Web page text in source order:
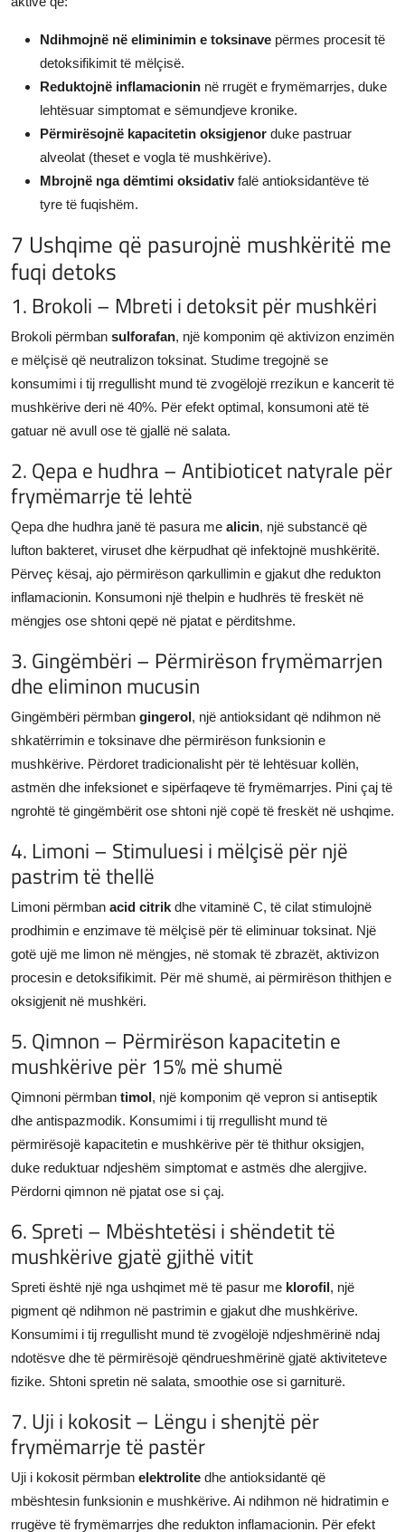
Ndihmojnë në eliminimin e toksinave përmes procesit të
detoksifikimit të mëlçisë.
Reduktojnë inflamacionin në rrugët e frymëmarrjes, duke
lehtësuar simptomat e sëmundjeve kronike.
Përmirësojnë kapacitetin oksigjenor duke pastruar
alveolat (theset e vogla të mushkërive).
Mbrojnë nga dëmtimi oksidativfalë antioksidantëve të
tyre të fuqishëm.
7 Ushqime që pasurojnë mushkëritë me
fuqi detoks
1. Brokoli – Mbreti i detoksit për mushkëri
Brokoli përmban sulforafan, një komponim që aktivizon enzimën
e mëlçisë që neutralizon toksinat. Studime tregojnë se
konsumimi i tij rregullisht mund të zvogëlojë rrezikun e kancerit të
mushkërive deri në 40%. Për efekt optimal, konsumoni atë të
gatuar në avull ose të gjallë në salata.
2. Qepa e hudhra – Antibioticet natyrale për
frymëmarrje të lehtë
Qepa dhe hudhra janë të pasura me alicin, një substancë që
lufton bakteret, viruset dhe kërpudhat që infektojnë mushkëritë.
Përveç kësaj, ajo përmirëson qarkullimin e gjakut dhe redukton
inflamacionin. Konsumoni një thelpin e hudhrës të freskët në
mëngjes ose shtoni qepë në pjatat e përditshme.
3. Gingëmbëri – Përmirëson frymëmarrjen
dhe eliminon mucusin
Gingëmbëri përmban gingerol, një antioksidant që ndihmon në
shkatërrimin e toksinave dhe përmirëson funksionin e
mushkërive. Përdoret tradicionalisht për të lehtësuar kollën,
astmën dhe infeksionet e sipërfaqeve të frymëmarrjes. Pini çaj të
ngrohtë të gingëmbërit ose shtoni një copë të freskët në ushqime.
4. Limoni – Stimuluesi i mëlçisë për një
pastrim të thellë
Limoni përmban acid citrik dhe vitaminë C, të cilat stimulojnë
prodhimin e enzimave të mëlçisë për të eliminuar toksinat. Një
gotë ujë me limon në mëngjes, në stomak të zbrazët, aktivizon
procesin e detoksifikimit. Për më shumë, ai përmirëson thithjen e
oksigjenit në mushkëri.
5. Qimnon – Përmirëson kapacitetin e
mushkërive për 15% më shumë
Qimnoni përmban timol, një komponim që vepron si antiseptik
dhe antispazmodik. Konsumimi i tij rregullisht mund të
përmirësojë kapacitetin e mushkërive për të thithur oksigjen,
duke reduktuar ndjeshëm simptomat e astmës dhe alergjive.
Përdorni qimnon në pjatat ose si çaj.
6. Spreti – Mbështetësi i shëndetit të
mushkërive gjatë gjithë vitit
Spreti është një nga ushqimet më të pasur me klorofil, një
pigment që ndihmon në pastrimin e gjakut dhe mushkërive.
Konsumimi i tij rregullisht mund të zvogëlojë ndjeshmërinë ndaj
ndotësve dhe të përmirësojë qëndrueshmërinë gjatë aktiviteteve
fizike. Shtoni spretin në salata, smoothie ose si garniturë.
7. Uji i kokosit – Lëngu i shenjtë për
frymëmarrje të pastër
Uji i kokosit përmban elektrolite dhe antioksidantë që
mbështesin funksionin e mushkërive. Ai ndihmon në hidratimin e
rrugëve të frymëmarrjes dhe redukton inflamacionin. Për efekt